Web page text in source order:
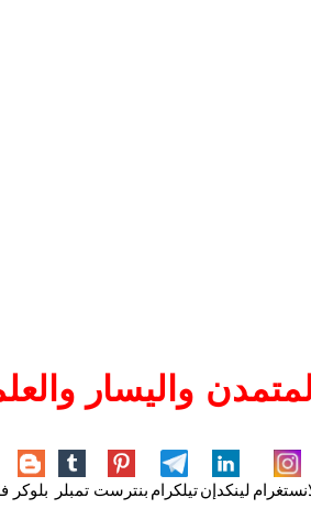
واليسار
لينكدإنتيلكرام بنترست تمبلر بلوكر